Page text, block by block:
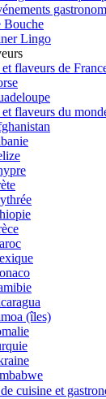
Bouche
Lingo
flaveurs de
flaveurs du
(îles)
cuisine et